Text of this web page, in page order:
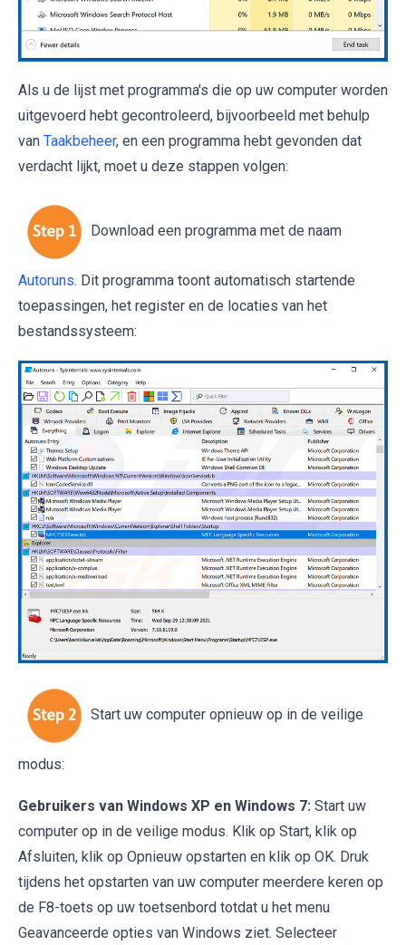
Als u de lijst met programma's die op uw computer worden
uitgevoerd hebt gecontroleerd, bijvoorbeeld met behulp
van Taakbeheer, en een programma hebt gevonden dat
verdacht lijkt, moet u deze stappen volgen:
Download een programma met de naam
Autoruns. Dit programma toont automatisch startende
toepassingen, het register en de locaties van het
bestandssysteem:
Start uw computer opnieuw op in de veilige
modus:
Gebruikers van Windows XP en Windows 7: Start uw
computer op in de veilige modus. Klik op Start, klik op
Afsluiten, klik op Opnieuw opstarten en klik op OK. Druk
tijdens het opstarten van uw computer meerdere keren op
de F8-toets op uw toetsenbord totdat u het menu
Geavanceerde opties van Windows ziet. Selecteer